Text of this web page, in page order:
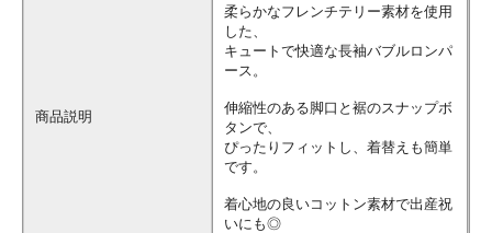
商品説明
柔らかなフレンチテリー素材を使用
した、
キュートで快適な長袖バブルロンパ
ース。
伸縮性のある脚口と裾のスナップボ
タンで、
ぴったりフィットし、着替えも簡単
です。
着心地の良いコットン素材で出産祝
いにも◎